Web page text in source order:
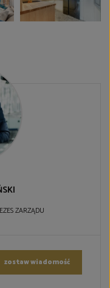
ZARZĄDU
zostaw wiadomość